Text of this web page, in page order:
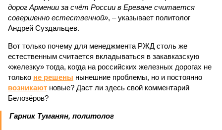
дорог Армении за счёт России в Ереване считается
совершенно естественной», – указывает политолог
Андрей Суздальцев.
Вот только почему для менеджмента РЖД столь же
естественным считается вкладываться в закавказскую
«железку» тогда, когда на российских железных дорогах не
только не решены нынешние проблемы, но и постоянно
возникают новые? Даст ли здесь свой комментарий
Белозёров?
Гарник Туманян, политолог